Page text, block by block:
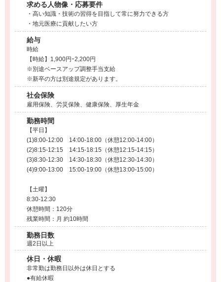
求める人物像・応募要件
・高い知識・技術の習得を目指して常に努力できる方
・地元医療に貢献したい方
給与
時給
【時給】1,900円ｰ2,200円
※別途ベースアップ調整手当支給
※新卒の方は別途規定があります。
社会保険
雇用保険、労災保険、健康保険、厚生年金
勤務時間
【平日】
(1)8:00-12:00 14:00-18:00（休憩12:00-14:00）
(2)8:15-12:15 14:15-18:15（休憩12:15-14:15）
(3)8:30-12:30 14:30-18:30（休憩12:30-14:30）
(4)9:00-13:00 15:00-19:00（休憩13:00-15:00）
【土曜】
8:30-12:30
休憩時間：120分
残業時間：月 約10時間
勤務日数
週2日以上
休日・休暇
非常勤は勤務日以外は休日とする
●有給休暇